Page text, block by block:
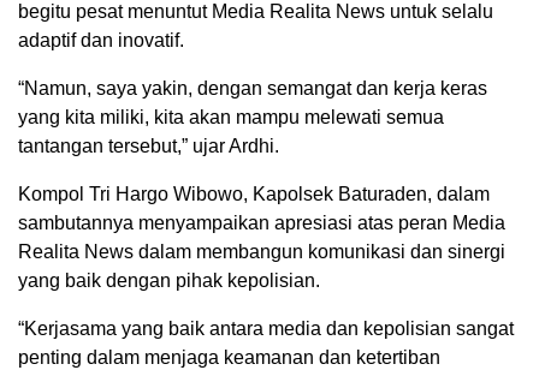
begitu pesat menuntut Media Realita News untuk selalu
adaptif dan inovatif.
“Namun, saya yakin, dengan semangat dan kerja keras
yang kita miliki, kita akan mampu melewati semua
tantangan tersebut,” ujar Ardhi.
Kompol Tri Hargo Wibowo, Kapolsek Baturaden, dalam
sambutannya menyampaikan apresiasi atas peran Media
Realita News dalam membangun komunikasi dan sinergi
yang baik dengan pihak kepolisian.
“Kerjasama yang baik antara media dan kepolisian sangat
penting dalam menjaga keamanan dan ketertiban